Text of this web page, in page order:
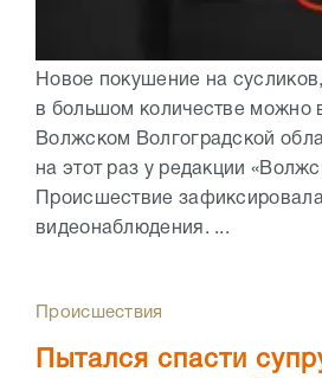
Новое покушение на
в большом количестве можно
Волжском Волгоградской
на этот раз у редакции
Происшествие
видеонаблюдения. ...
Происшествия
Пытался спасти